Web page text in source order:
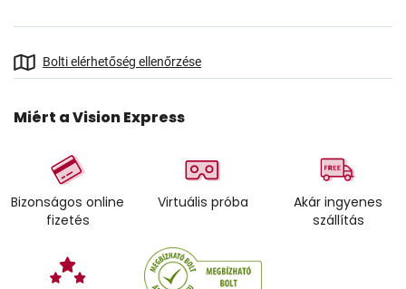
Bolti elérhetőség ellenőrzése
Miért a Vision Express
Bizonságos online
fizetés
Virtuális próba
Akár ingyenes
szállítás